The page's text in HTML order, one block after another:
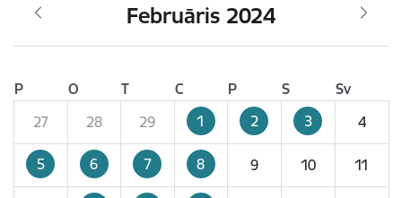
Februāris 2024
P O T C P S
Sv
27
28 29 1 2 3 4
5 6 7 8 9 10 11